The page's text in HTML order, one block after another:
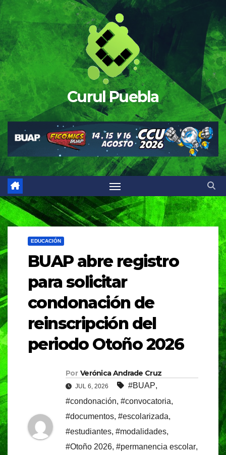
Saltar
al
contenido
Curul Puebla
EDUCACIÓN
BUAP abre registro
para solicitar
condonación de
reinscripción del
periodo Otoño 2026
Por Verónica Andrade Cruz
JUL 6, 2026 #BUAP,
#condonación, #convocatoria,
#documentos, #escolarizada,
#estudiantes, #modalidades,
#Otoño 2026, #permanencia escolar,